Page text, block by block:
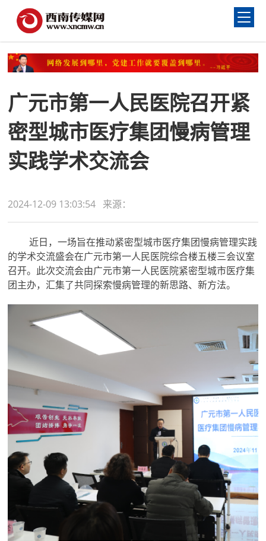
广元市第一人民医院召开紧
密型城市医疗集团慢病管理
实践学术交流会
2024-12-09 13:03:54 来源：
近日，一场旨在推动紧密型城市医疗集团慢病管理实践
的学术交流盛会在广元市第一人民医院综合楼五楼三会议室
召开。此次交流会由广元市第一人民医院紧密型城市医疗集
团主办，汇集了共同探索慢病管理的新思路、新方法。